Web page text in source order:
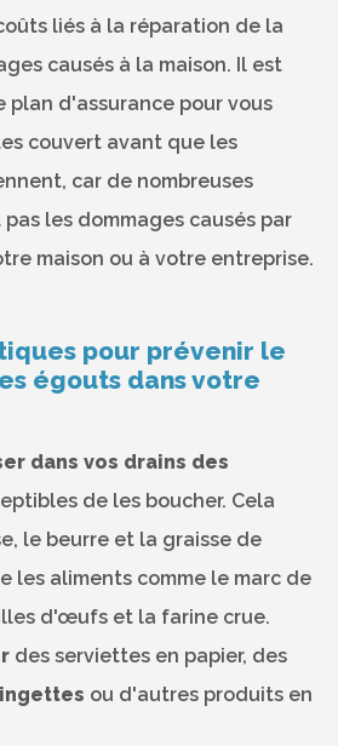
liés à la réparation de la
causés à la maison. Il est
plan d'assurance pour vous
couvert avant que les
car de nombreuses
les dommages causés par
maison ou à votre entreprise.
pour prévenir le
égouts dans votre
dans vos drains des
de les boucher. Cela
le beurre et la graisse de
les aliments comme le marc de
d'œufs et la farine crue.
des serviettes en papier, des
ou d'autres produits en